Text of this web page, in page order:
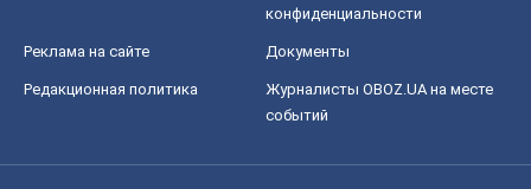
конфиденциальности
Реклама на сайте Документы
Редакционная политика
Журналисты OBOZ.UA на месте
событий